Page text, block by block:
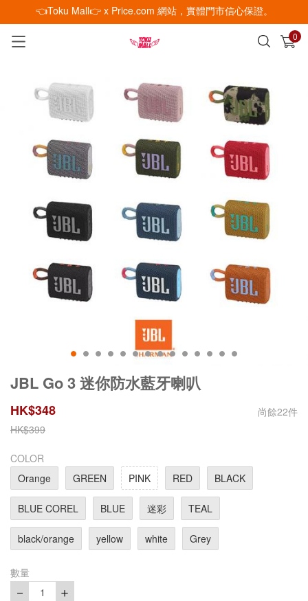
👈Toku Mall👉 x Price.com 網站，實體門市信心保證。
0
已加入購物車 查看
JBL Go 3 迷你防水藍牙喇叭
HK$348 尚餘22件
HK$399
COLOR
Orange
GREEN PINK RED BLACK
BLUE COREL BLUE 迷彩 TEAL
black/orange yellow white Grey
數量
－ 1 ＋